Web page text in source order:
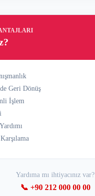
Geri Dönüş
İşlem
Yardıma mı ihtiyacınız var?
📞 +90 212 000 00 00